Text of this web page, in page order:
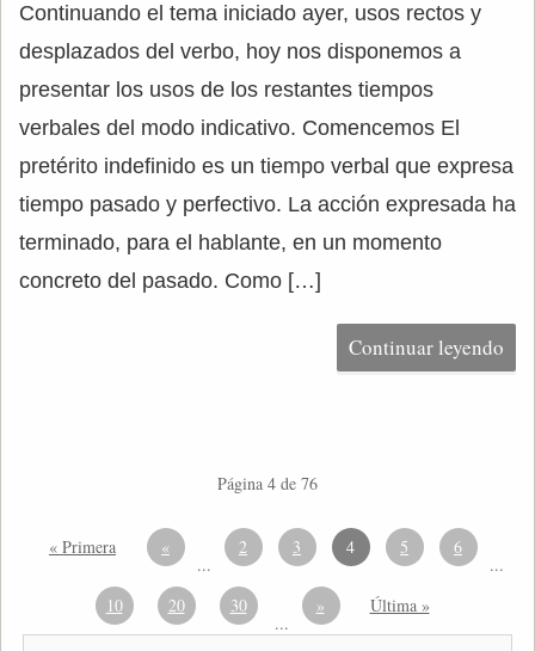
Continuando el tema iniciado ayer, usos rectos y
desplazados del verbo, hoy nos disponemos a
presentar los usos de los restantes tiempos
verbales del modo indicativo. Comencemos El
pretérito indefinido es un tiempo verbal que expresa
tiempo pasado y perfectivo. La acción expresada ha
terminado, para el hablante, en un momento
concreto del pasado. Como […]
Continuar leyendo
Página 4 de 76
« Primera «
...
2 3 4 5 6
...
10
20 30
...
» Última »